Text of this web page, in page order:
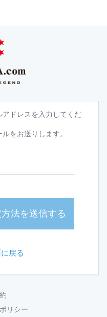
ドレスを入力してくだ
をお送りします。
法を送信する
戻る
リシー